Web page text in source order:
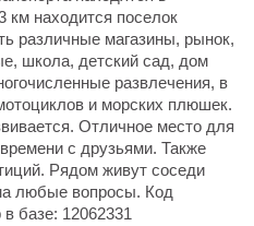
км находится поселок
различные магазины, рынок,
школа, детский сад, дом
развлечения, в
и морских плюшек.
Отличное место для
с друзьями. Также
Рядом живут соседи
любые вопросы. Код
базе: 12062331